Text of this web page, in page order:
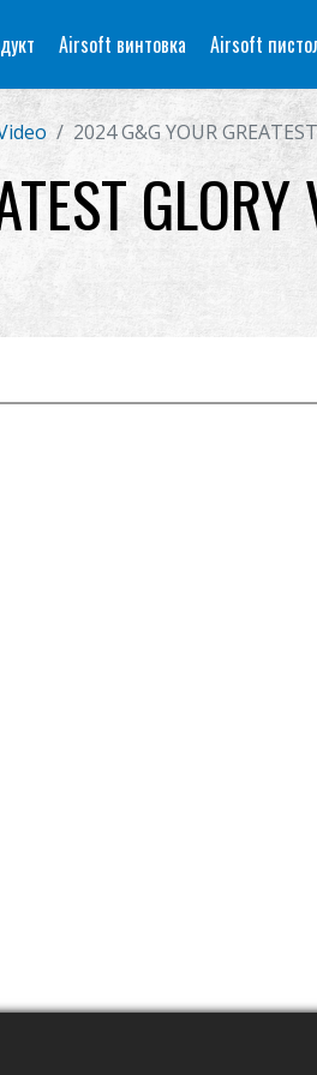
Airsoft винтовка Airsoft
2024 G&G YOUR
GLORY